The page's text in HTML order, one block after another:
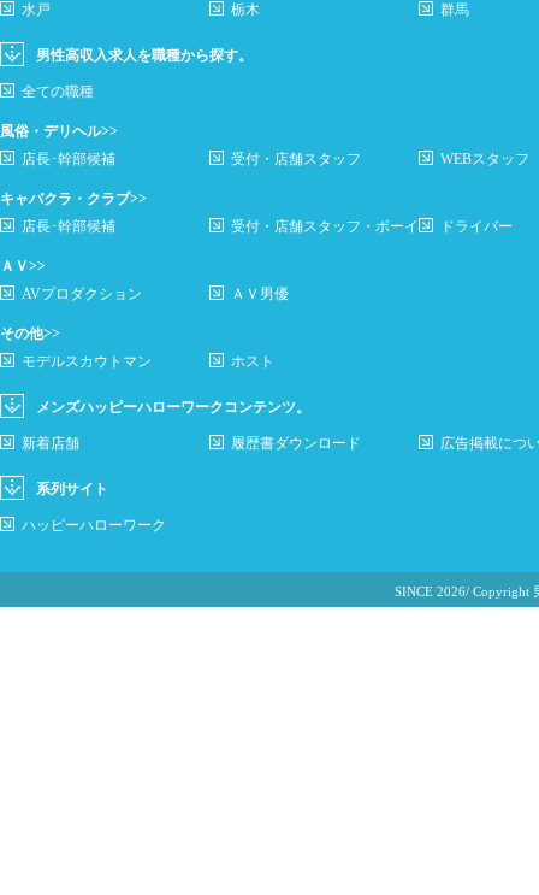
水戸
栃木 群馬
男性高収入求人を職種から探す。
全ての職種
風俗・デリヘル>>
店長･幹部候補
受付・店舗スタッフ WEBスタッフ
キャバクラ・クラブ>>
店長･幹部候補
受付・店舗スタッフ・ボーイ ドライバー
ＡＶ>>
AVプロダクション
ＡＶ男優
その他>>
モデルスカウトマン
ホスト
メンズハッピーハローワークコンテンツ。
新着店舗 履歴書ダウンロード 広告掲載につ
系列サイト
ハッピーハローワーク
SINCE 2026/ Copyright